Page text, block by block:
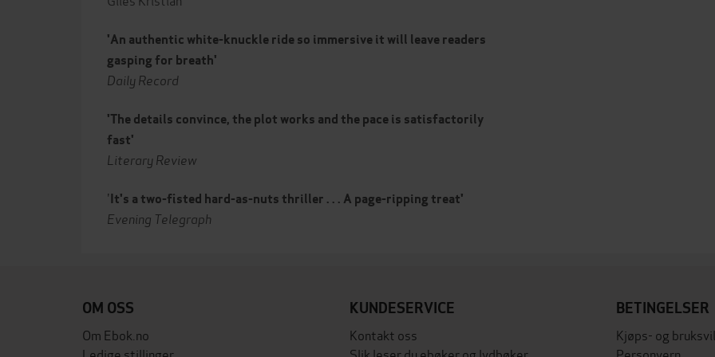
'An authentic white-knuckle ride so immersive it will leave readers
gasping for breath'
Daily Record
'The details convince, the plot works and the pace is satisfactorily
fast'
Literary Review
'It's a two-fisted hard-as-nuts thriller . . . A page-ripping treat'
Evening Telegraph
OM OSS
Om Ebok.no
KUNDESERVICE
Kontakt oss
BETINGELSER
Kjøps- og